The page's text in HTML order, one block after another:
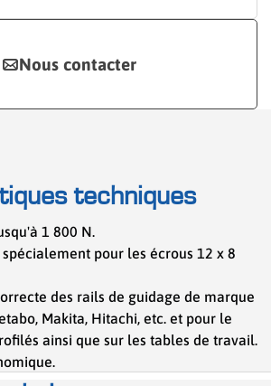
Nous contacter
techniques
1 800 N.
pour les écrous 12 x 8
des rails de guidage de marque
Makita, Hitachi, etc. et pour le
ainsi que sur les tables de travail.